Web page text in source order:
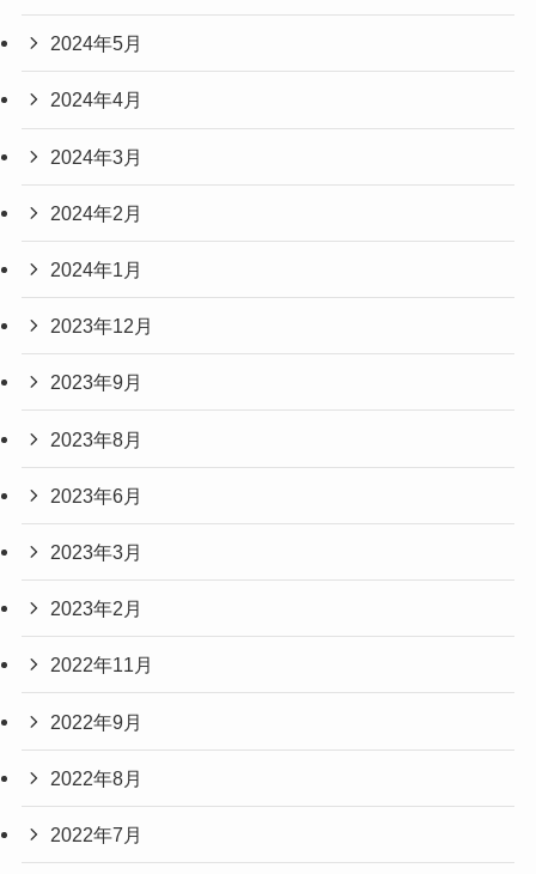
2024年5月
2024年4月
2024年3月
2024年2月
2024年1月
2023年12月
2023年9月
2023年8月
2023年6月
2023年3月
2023年2月
2022年11月
2022年9月
2022年8月
2022年7月